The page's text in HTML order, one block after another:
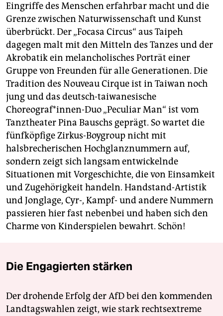
Eingriffe des Menschen erfahrbar macht und die
Grenze zwischen Naturwissenschaft und Kunst
überbrückt. Der „Focasa Circus“ aus Taipeh
dagegen malt mit den Mitteln des Tanzes und der
Akrobatik ein melancholisches Porträt einer
Gruppe von Freunden für alle Generationen. Die
Tradition des Nouveau Cirque ist in Taiwan noch
jung und das deutsch-taiwanesische
Choreograf*innen-Duo „Peculiar Man“ ist vom
Tanztheater Pina Bauschs geprägt. So wartet die
fünfköpfige Zirkus-Boygroup nicht mit
halsbrecherischen Hochglanznummern auf,
sondern zeigt sich langsam entwickelnde
Situationen mit Vorgeschichte, die von Einsamkeit
und Zugehörigkeit handeln. Handstand-Artistik
und Jonglage, Cyr-, Kampf- und andere Nummern
passieren hier fast nebenbei und haben sich den
Charme von Kinderspielen bewahrt. Schön!
Die Engagierten stärken
Der drohende Erfolg der AfD bei den kommenden
Landtagswahlen zeigt, wie stark rechtsextreme